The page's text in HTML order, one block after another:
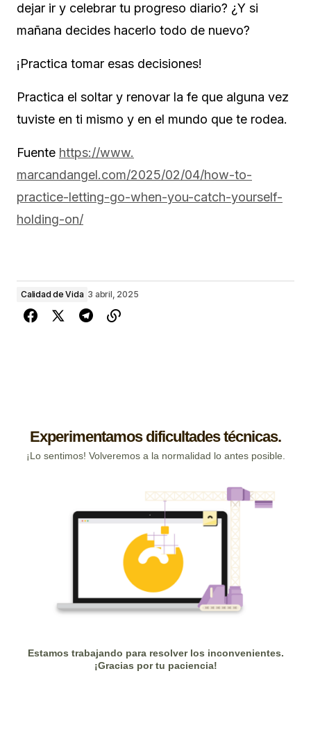
dejar ir y celebrar tu progreso diario? ¿Y si
mañana decides hacerlo todo de nuevo?
¡Practica tomar esas decisiones!
Practica el soltar y renovar la fe que alguna vez
tuviste en ti mismo y en el mundo que te rodea.
Fuente https://www.
marcandangel.com/2025/02/04/how-to-
practice-letting-go-when-you-catch-yourself-
holding-on/
Calidad de Vida 3 abril, 2025